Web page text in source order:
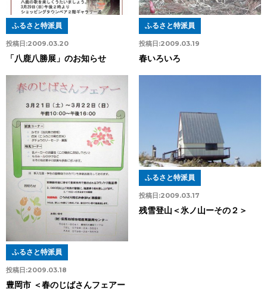
投稿日:2009.03.20
ふるさと特派員
「八鹿八勝展」のお知らせ
投稿日:2009.03.19
ふるさと特派員
春いろいろ
投稿日:2009.03.18
ふるさと特派員
豊岡市 ＜春のじばさんフェアー
投稿日:2009.03.17
ふるさと特派員
残雪登山＜氷ノ山ーその２＞